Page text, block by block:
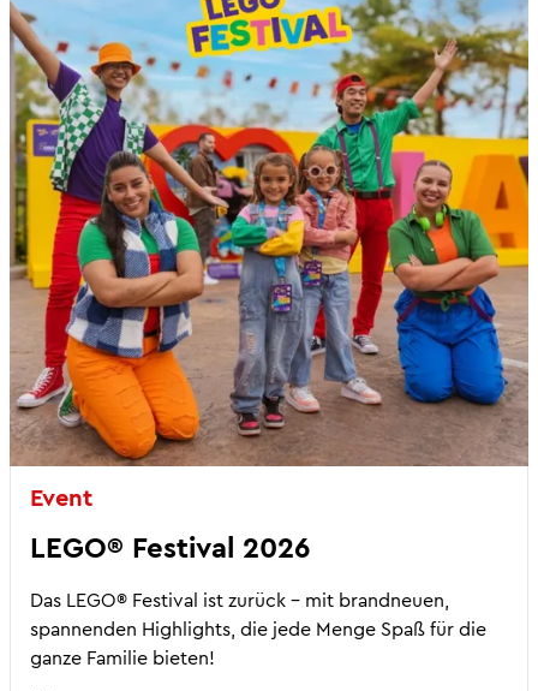
Event
LEGO® Festival 2026
Das LEGO® Festival ist zurück – mit brandneuen,
spannenden Highlights, die jede Menge Spaß für die
ganze Familie bieten!